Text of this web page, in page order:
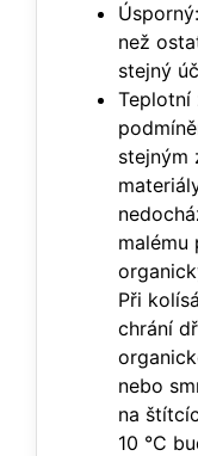
než
stejný
Teplotní
stejným
malému
Při
chrání
nebo
na
10 °C